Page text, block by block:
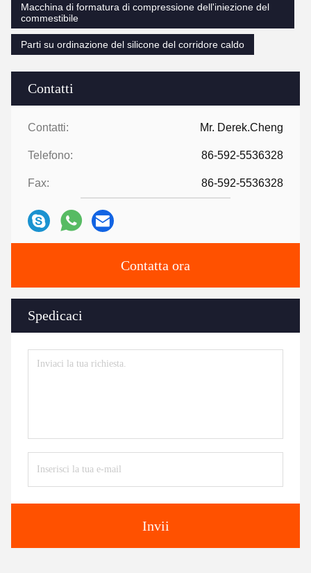
Contatti
Contatti: Mr. Derek.Cheng
Telefono: 86-592-5536328
Fax: 86-592-5536328
Contatta ora
Spedicaci
Invii
Macchina di formatura di compressione dell'iniezione del
commestibile
Parti su ordinazione del silicone del corridore caldo